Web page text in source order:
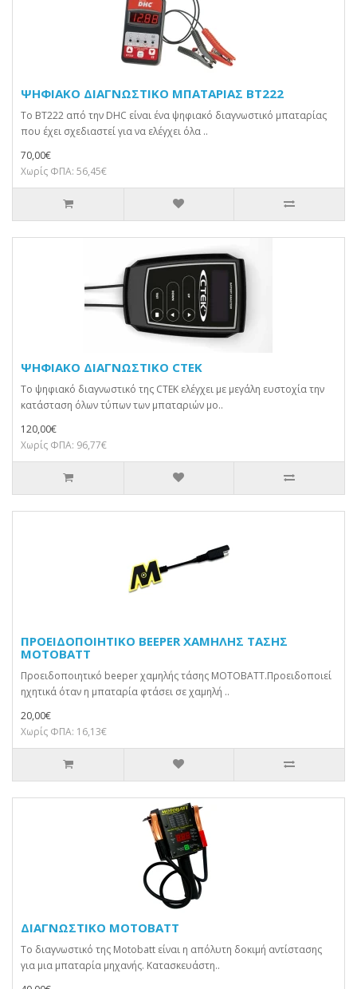
ΨΗΦΙΑΚΟ ΔΙΑΓΝΩΣΤΙΚΟ ΜΠΑΤΑΡΙΑΣ BT222
Το BT222 από την DHC είναι ένα ψηφιακό διαγνωστικό μπαταρίας
που έχει σχεδιαστεί για να ελέγχει όλα ..
70,00€
Χωρίς ΦΠΑ: 56,45€
ΨΗΦΙΑΚΟ ΔΙΑΓΝΩΣΤΙΚΟ CTEK
Tο ψηφιακό διαγνωστικό της CTEK ελέγχει με μεγάλη ευστοχία την
κατάσταση όλων τύπων των μπαταριών μο..
120,00€
Χωρίς ΦΠΑ: 96,77€
ΠΡΟΕΙΔΟΠΟΙΗΤΙΚΟ BEEPER ΧΑΜΗΛΗΣ ΤΑΣΗΣ
MOTOBATT
Προειδοποιητικό beeper χαμηλής τάσης MOTOBATT.Προειδοποιεί
ηχητικά όταν η μπαταρία φτάσει σε χαμηλή ..
20,00€
Χωρίς ΦΠΑ: 16,13€
ΔΙΑΓΝΩΣΤΙΚΟ MOTOBATT
Το διαγνωστικό της Motobatt είναι η απόλυτη δοκιμή αντίστασης
για μια μπαταρία μηχανής. Κατασκευάστη..